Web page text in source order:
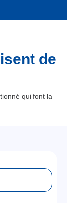
de
qui font la